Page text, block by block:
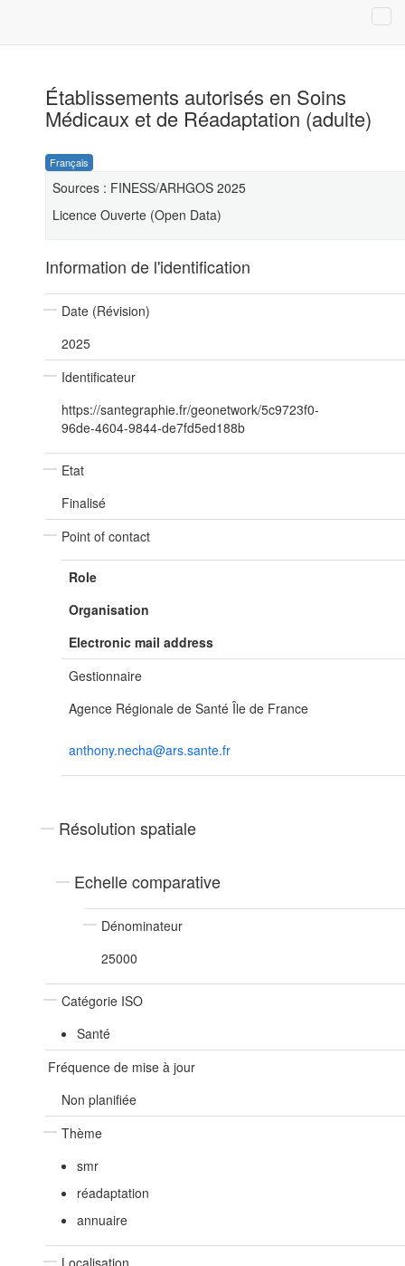
Établissements autorisés en Soins
Médicaux et de Réadaptation (adulte)
Français
Sources : FINESS/ARHGOS 2025
Licence Ouverte (Open Data)
Information de l'identification
Date (Révision)
2025
Identificateur
https://santegraphie.fr/geonetwork/5c9723f0-
96de-4604-9844-de7fd5ed188b
Etat
Finalisé
Point of contact
Role
Organisation
Electronic mail address
Gestionnaire
Agence Régionale de Santé Île de France
anthony.necha@ars.sante.fr
Résolution spatiale
Echelle comparative
Dénominateur
25000
Catégorie ISO
Santé
Fréquence de mise à jour
Non planifiée
Thème
smr
réadaptation
annuaire
Localisation